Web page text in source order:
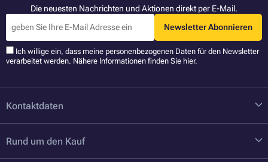
Die neuesten Nachrichten und Aktionen direkt per E-Mail.
Newsletter Abonnieren
Ich willige ein, dass meine personenbezogenen Daten für den Newsletter
verarbeitet werden. Nähere Informationen finden Sie hier.
Kontaktdaten
Rund um den Kauf